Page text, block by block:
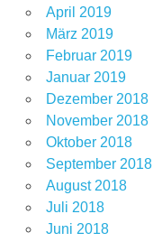
April 2019
März 2019
Februar 2019
Januar 2019
Dezember 2018
November 2018
Oktober 2018
September 2018
August 2018
Juli 2018
Juni 2018